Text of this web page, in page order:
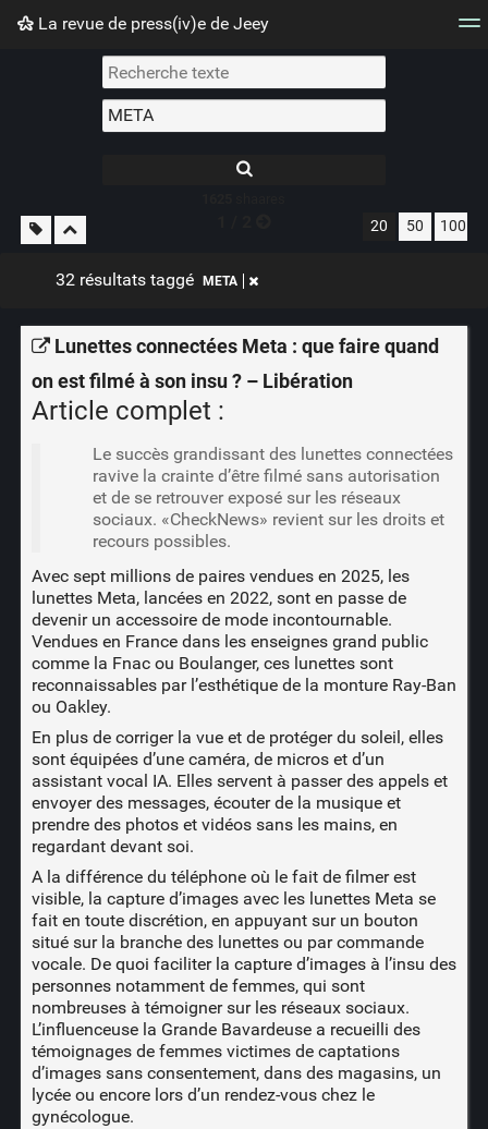
La revue de press(iv)e de Jeey
Nuage de tags Mur d'images
20 50 100
32 résultats taggé META
Lunettes connectées Meta : que faire quand
on est filmé à son insu ? – Libération
Article complet :
Le succès grandissant des lunettes connectées
ravive la crainte d’être filmé sans autorisation
et de se retrouver exposé sur les réseaux
sociaux. «CheckNews» revient sur les droits et
recours possibles.
Avec sept millions de paires vendues en 2025, les
lunettes Meta, lancées en 2022, sont en passe de
devenir un accessoire de mode incontournable.
Vendues en France dans les enseignes grand public
comme la Fnac ou Boulanger, ces lunettes sont
reconnaissables par l’esthétique de la monture Ray-Ban
ou Oakley.
En plus de corriger la vue et de protéger du soleil, elles
sont équipées d’une caméra, de micros et d’un
assistant vocal IA. Elles servent à passer des appels et
envoyer des messages, écouter de la musique et
prendre des photos et vidéos sans les mains, en
regardant devant soi.
A la différence du téléphone où le fait de filmer est
visible, la capture d’images avec les lunettes Meta se
fait en toute discrétion, en appuyant sur un bouton
situé sur la branche des lunettes ou par commande
vocale. De quoi faciliter la capture d’images à l’insu des
personnesnotamment de femmes, qui sont
nombreuses à témoigner sur les réseaux sociaux.
L’influenceuse la Grande Bavardeuse a recueilli des
témoignages de femmes victimes de captations
d’images sans consentement, dans des magasins, un
lycée ou encore lors d’un rendez-vous chez le
gynécologue.